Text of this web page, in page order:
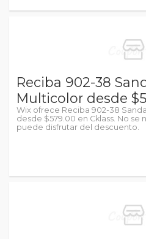
Reciba 902-38
Multicolor desde
Wix ofrece Reciba 902-38
desde $579.00 en Cklass. No
puede disfrutar del descuento.